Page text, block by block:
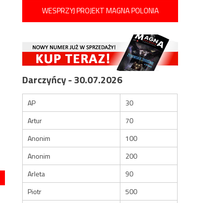
WESPRZYJ PROJEKT MAGNA POLONIA
Darczyńcy - 30.07.2026
AP
30
Artur
70
Anonim
100
Anonim
200
Arleta
90
Piotr
500